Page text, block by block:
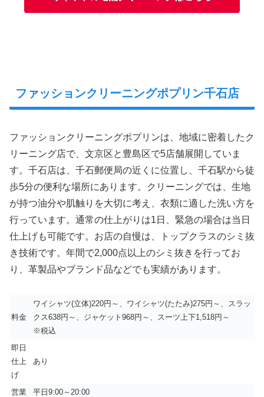
ファッションクリーニングポプリン千石店
ファッションクリーニングポプリンは、地域に密着したク
リーニング店で、文京区と豊島区で5店舗展開していま
す。千石店は、千石郵便局の近くに位置し、千石駅から徒
歩5分の便利な場所にあります。クリーニングでは、生地
が持つ油分や肌触りを大切に考え、衣類に適した洗い方を
行っています。通常の仕上がりは1日、緊急の場合は当日
仕上げも可能です。お店の自慢は、トップクラスのシミ抜
き技術です。年間で2,000点以上のシミ抜きを行ってお
り、革製品やブランド品などでも実績があります。
料金
ワイシャツ(立体)220円～、ワイシャツ(たたみ)275円～、スラッ
クス638円～、ジャケット968円～、スーツ上下1,518円～
※税込
即日
仕上
げ
あり
営業
平日9:00～20:00